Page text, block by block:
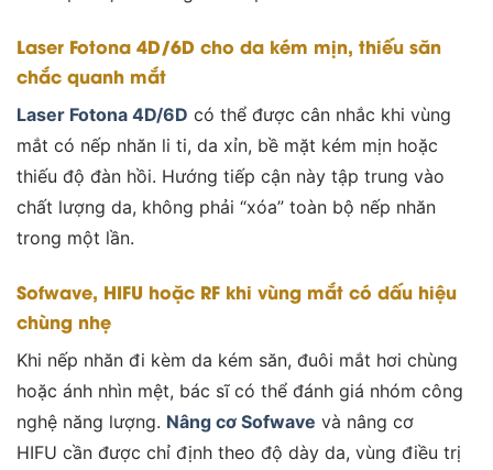
Laser Fotona 4D/6D cho da kém mịn, thiếu săn
chắc quanh mắt
Laser Fotona 4D/6D có thể được cân nhắc khi vùng
mắt có nếp nhăn li ti, da xỉn, bề mặt kém mịn hoặc
thiếu độ đàn hồi. Hướng tiếp cận này tập trung vào
chất lượng da, không phải “xóa” toàn bộ nếp nhăn
trong một lần.
Sofwave, HIFU hoặc RF khi vùng mắt có dấu hiệu
chùng nhẹ
Khi nếp nhăn đi kèm da kém săn, đuôi mắt hơi chùng
hoặc ánh nhìn mệt, bác sĩ có thể đánh giá nhóm công
nghệ năng lượng. Nâng cơ Sofwave và nâng cơ
HIFU cần được chỉ định theo độ dày da, vùng điều trị